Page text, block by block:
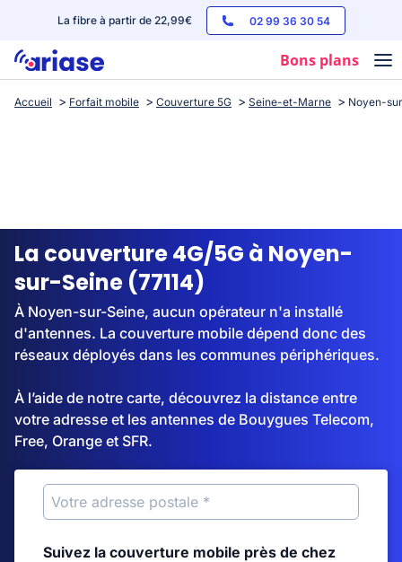
La fibre à partir de 22,99€ 02 99 36 30 54
Bons plans
Box internet
Streaming
Accueil Forfait mobile Couverture 5G Seine-et-Marne Noyen-
La couverture 4G/5G à Noyen-
sur-Seine (77114)
À Noyen-sur-Seine, aucun opérateur n'a installé
d'antennes. La couverture mobile dépend donc des
réseaux déployés dans les communes périphériques.
À l’aide de notre carte, découvrez la distance entre
votre adresse et les antennes de Bouygues Telecom,
Free, Orange et SFR.
Suivez la couverture mobile près de chez